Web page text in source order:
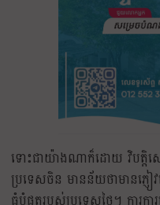
ទោះជាយ៉ាងណាក៏ដោយ វិបត្តិសេ
ប្រទេសចិន មានន័យថាមានភ្ញៀ